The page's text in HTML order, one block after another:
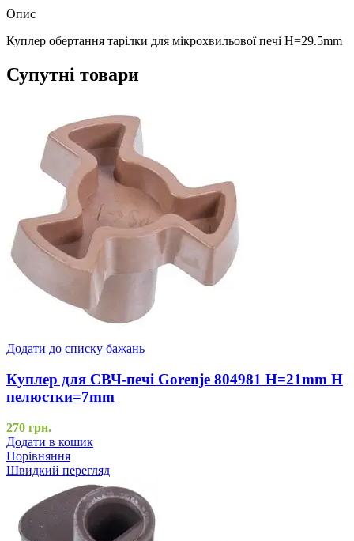
Опис
Куплер обертання тарілки для мікрохвильової печі H=29.5mm
Супутні товари
Додати до списку бажань
Куплер для СВЧ-печі Gorenje 804981 H=21mm H
пелюстки=7mm
270 грн.
Додати в кошик
Порівняння
Швидкий перегляд